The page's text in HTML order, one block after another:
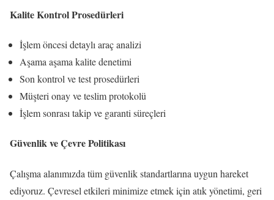
Kalite Kontrol Prosedürleri
İşlem öncesi detaylı araç analizi
Aşama aşama kalite denetimi
Son kontrol ve test prosedürleri
Müşteri onay ve teslim protokolü
İşlem sonrası takip ve garanti süreçleri
Güvenlik ve Çevre Politikası
Çalışma alanımızda tüm güvenlik standartlarına uygun hareket
ediyoruz. Çevresel etkileri minimize etmek için atık yönetimi, geri